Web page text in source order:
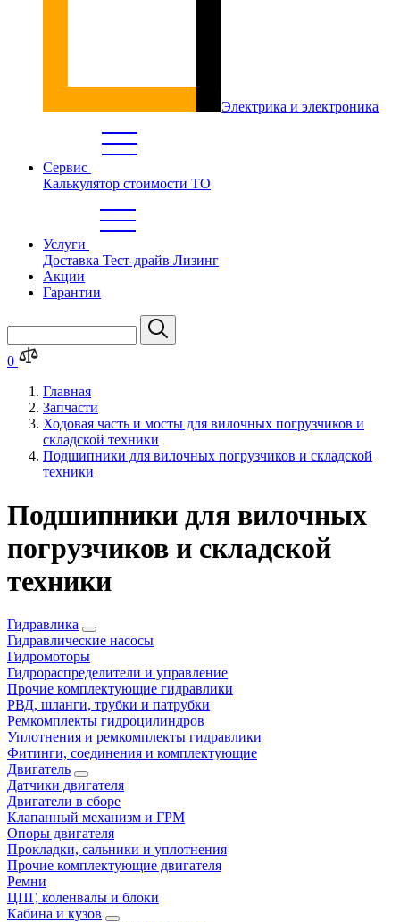
Электрика и электроника
Сервис
Калькулятор стоимости ТО
Услуги
Доставка Тест-драйв Лизинг
Акции
Гарантии
0
Главная
Запчасти
Ходовая часть и мосты для вилочных погрузчиков и
складской техники
Подшипники для вилочных погрузчиков и складской
техники
Подшипники для вилочных
погрузчиков и складской
техники
Гидравлика
Гидравлические насосы
Гидромоторы
Гидрораспределители и управление
Прочие комплектующие гидравлики
РВД, шланги, трубки и патрубки
Ремкомплекты гидроцилиндров
Уплотнения и ремкомплекты гидравлики
Фитинги, соединения и комплектующие
Двигатель
Датчики двигателя
Двигатели в сборе
Клапанный механизм и ГРМ
Опоры двигателя
Прокладки, сальники и уплотнения
Прочие комплектующие двигателя
Ремни
ЦПГ, коленвалы и блоки
Кабина и кузов